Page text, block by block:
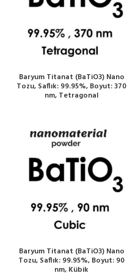
Baryum Titanat (BaTiO3) Nano
Tozu, Saflık: 99.95%, Boyut: 370
nm, Tetragonal
Baryum Titanat (BaTiO3) Nano
Tozu, Saflık: 99.95%, Boyut: 90
nm, Kübik